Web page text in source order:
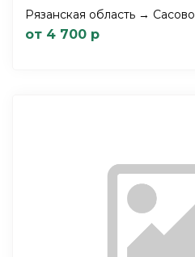
Рязанская область → Сасово
от 4 700 р